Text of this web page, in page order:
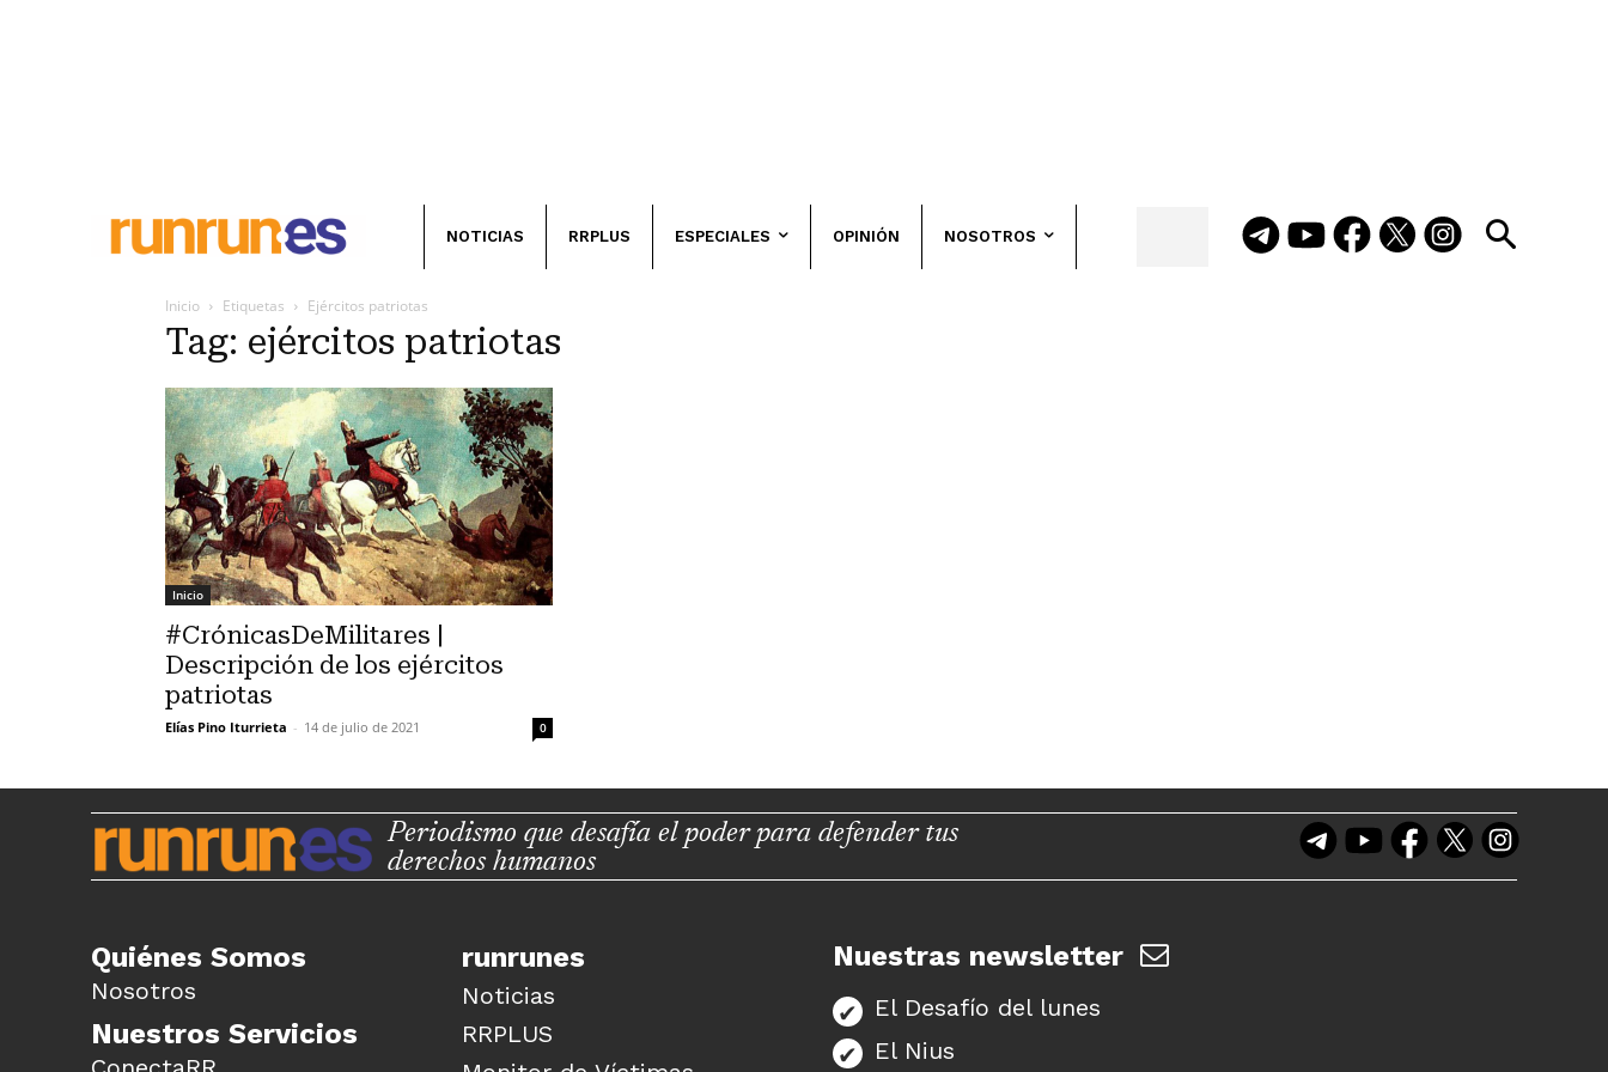
NOTICIAS RRPLUS ESPECIALES OPINIÓN NOSOTROS
Inicio Etiquetas Ejércitos patriotas
Tag: ejércitos patriotas
Inicio
#CrónicasDeMilitares |
Descripción de los ejércitos
patriotas
Elías Pino Iturrieta - 14 de julio de 2021 0
Periodismo que desafía el poder para defender tus
derechos humanos
Quiénes Somos
Nosotros
Nuestros Servicios
runrunes
Noticias
RRPLUS
Nuestras newsletter
El Desafío del lunes
El Nius